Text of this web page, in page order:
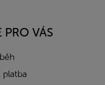
PRO VÁS
platba